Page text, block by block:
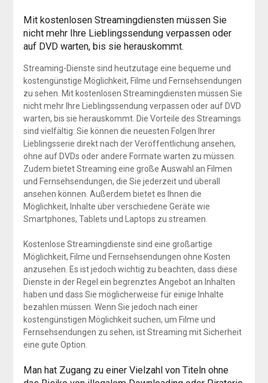
Mit kostenlosen Streamingdiensten müssen Sie
nicht mehr Ihre Lieblingssendung verpassen oder
auf DVD warten, bis sie herauskommt.
Streaming-Dienste sind heutzutage eine bequeme und
kostengünstige Möglichkeit, Filme und Fernsehsendungen
zu sehen. Mit kostenlosen Streamingdiensten müssen Sie
nicht mehr Ihre Lieblingssendung verpassen oder auf DVD
warten, bis sie herauskommt. Die Vorteile des Streamings
sind vielfältig: Sie können die neuesten Folgen Ihrer
Lieblingsserie direkt nach der Veröffentlichung ansehen,
ohne auf DVDs oder andere Formate warten zu müssen.
Zudem bietet Streaming eine große Auswahl an Filmen
und Fernsehsendungen, die Sie jederzeit und überall
ansehen können. Außerdem bietet es Ihnen die
Möglichkeit, Inhalte über verschiedene Geräte wie
Smartphones, Tablets und Laptops zu streamen.
Kostenlose Streamingdienste sind eine großartige
Möglichkeit, Filme und Fernsehsendungen ohne Kosten
anzusehen. Es ist jedoch wichtig zu beachten, dass diese
Dienste in der Regel ein begrenztes Angebot an Inhalten
haben und dass Sie möglicherweise für einige Inhalte
bezahlen müssen. Wenn Sie jedoch nach einer
kostengünstigen Möglichkeit suchen, um Filme und
Fernsehsendungen zu sehen, ist Streaming mit Sicherheit
eine gute Option.
Man hat Zugang zu einer Vielzahl von Titeln ohne